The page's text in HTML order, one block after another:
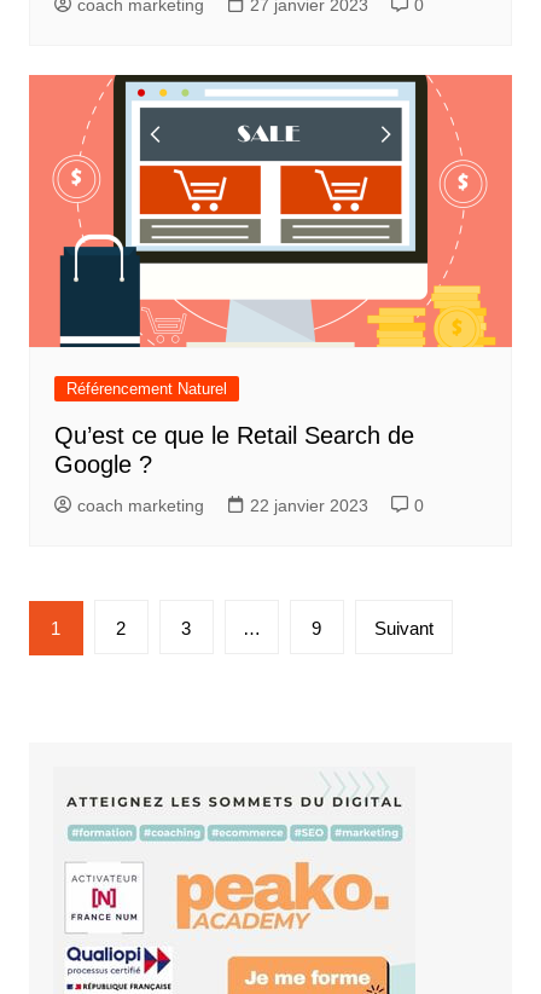
coach marketing 27 janvier 2023 0
Référencement Naturel
Qu’est ce que le Retail Search de
Google ?
coach marketing 22 janvier 2023 0
Pagination
des
1 2 3 … 9 Suivant